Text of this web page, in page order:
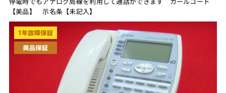
【美品】 示名条【未記入】